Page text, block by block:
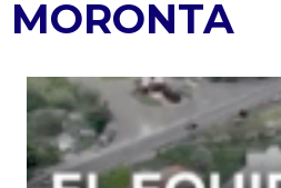
MORONTA